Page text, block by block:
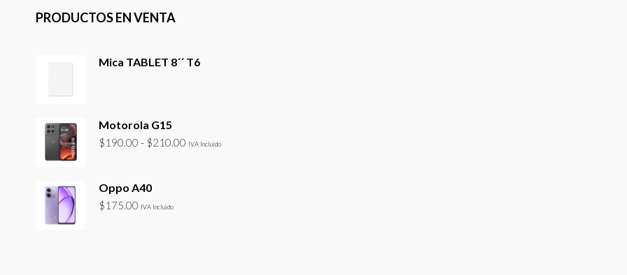
PRODUCTOS EN VENTA
Mica TABLET 8´´ T6
Motorola G15
$190.00 - $210.00Rango
IVA Incluido
Oppo A40
$175.00 IVA Incluido